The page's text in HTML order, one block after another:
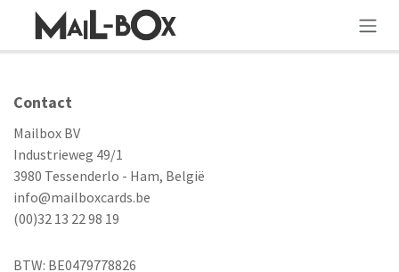
OVERSLAAN NAAR INHOUD
Contact
Mailbox BV
Industrieweg 49/1
3980 Tessenderlo - Ham, België
info@mailboxcards.be
(00)32 13 22 98 19
BTW: BE0479778826